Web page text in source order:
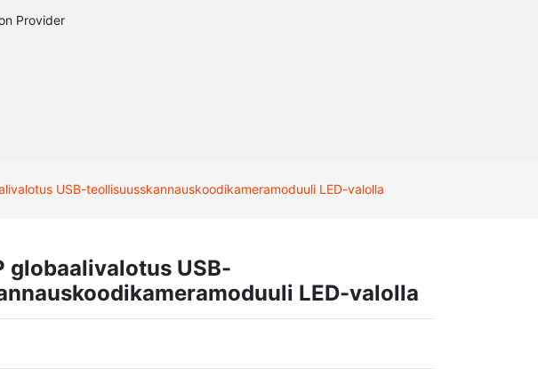
USB-teollisuusskannauskoodikameramoduuli LED-valolla
globaalivalotus USB-
LED-valolla